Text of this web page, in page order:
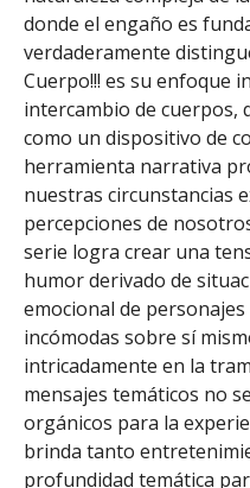
donde el engaño es
verdaderamente distingue
Cuerpo!!! es su enfoque
intercambio de cuerpos,
como un dispositivo de
herramienta narrativa
nuestras circunstancias
percepciones de
serie logra crear una
humor derivado de
emocional de
incómodas sobre sí
intricadamente en la
mensajes temáticos no
orgánicos para la
brinda tanto
profundidad temática